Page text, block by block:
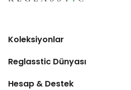
Koleksiyonlar
Reglasstic Dünyası
Hesap & Destek